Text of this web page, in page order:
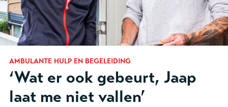
AMBULANTE HULP EN BEGELEIDING
‘Wat er ook gebeurt, Jaap
laat me niet vallen’